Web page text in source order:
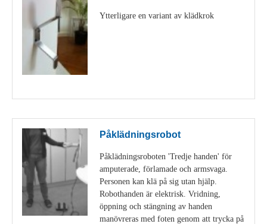
Ytterligare en variant av klädkrok
Påklädningsrobot
Påklädningsroboten 'Tredje handen' för
amputerade, förlamade och armsvaga.
Personen kan klä på sig utan hjälp.
Robothanden är elektrisk. Vridning,
öppning och stängning av handen
manövreras med foten genom att trycka på